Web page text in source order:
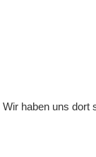
haben uns